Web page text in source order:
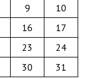
9
10
16
17
23
24
30 31